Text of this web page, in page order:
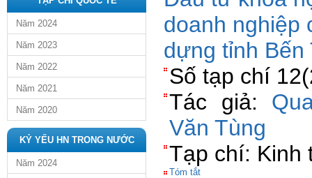
Năm 2024
Năm 2023
Năm 2022
Năm 2021
Năm 2020
KỶ YẾU HN TRONG NƯỚC
Năm 2024
doanh nghiệp
dựng tỉnh Bến
Số tạp chí
Tác giả:
Văn Tùng
Tạp chí: Kinh
Tóm tắt